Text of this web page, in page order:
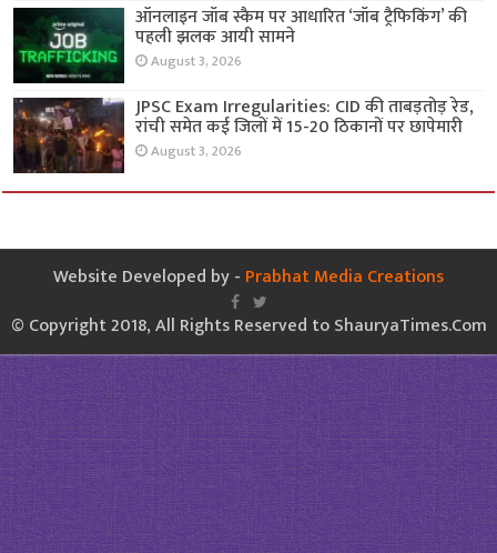
ऑनलाइन जॉब स्कैम पर आधारित ‘जॉब ट्रैफिकिंग’ की
पहली झलक आयी सामने
August 3, 2026
JPSC Exam Irregularities: CID की ताबड़तोड़ रेड,
रांची समेत कई जिलों में 15-20 ठिकानों पर छापेमारी
August 3, 2026
Website Developed by - Prabhat Media Creations
© Copyright 2018, All Rights Reserved to ShauryaTimes.Com